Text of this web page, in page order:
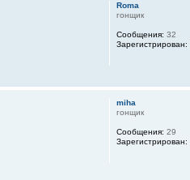
Roma
гонщик
Сообщения: 32
Зарегистрирован:
miha
гонщик
Сообщения: 29
Зарегистрирован: